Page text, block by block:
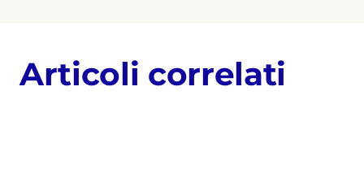
Articoli correlati